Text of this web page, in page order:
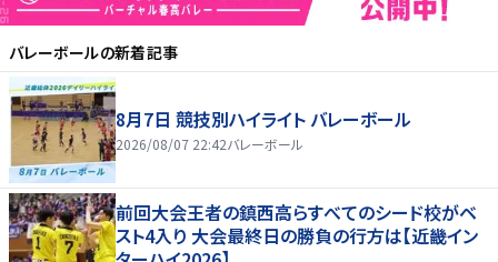
バレーボールの新着記事
8月7日 競技別ハイライト バレーボール
2026/08/07 22:42バレーボール
前回大会王者の鎮西高らすべてのシード校がベ
スト4入り 大会最終日の勝負の行方は【近畿イン